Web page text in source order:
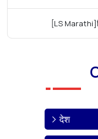
[LS
देश